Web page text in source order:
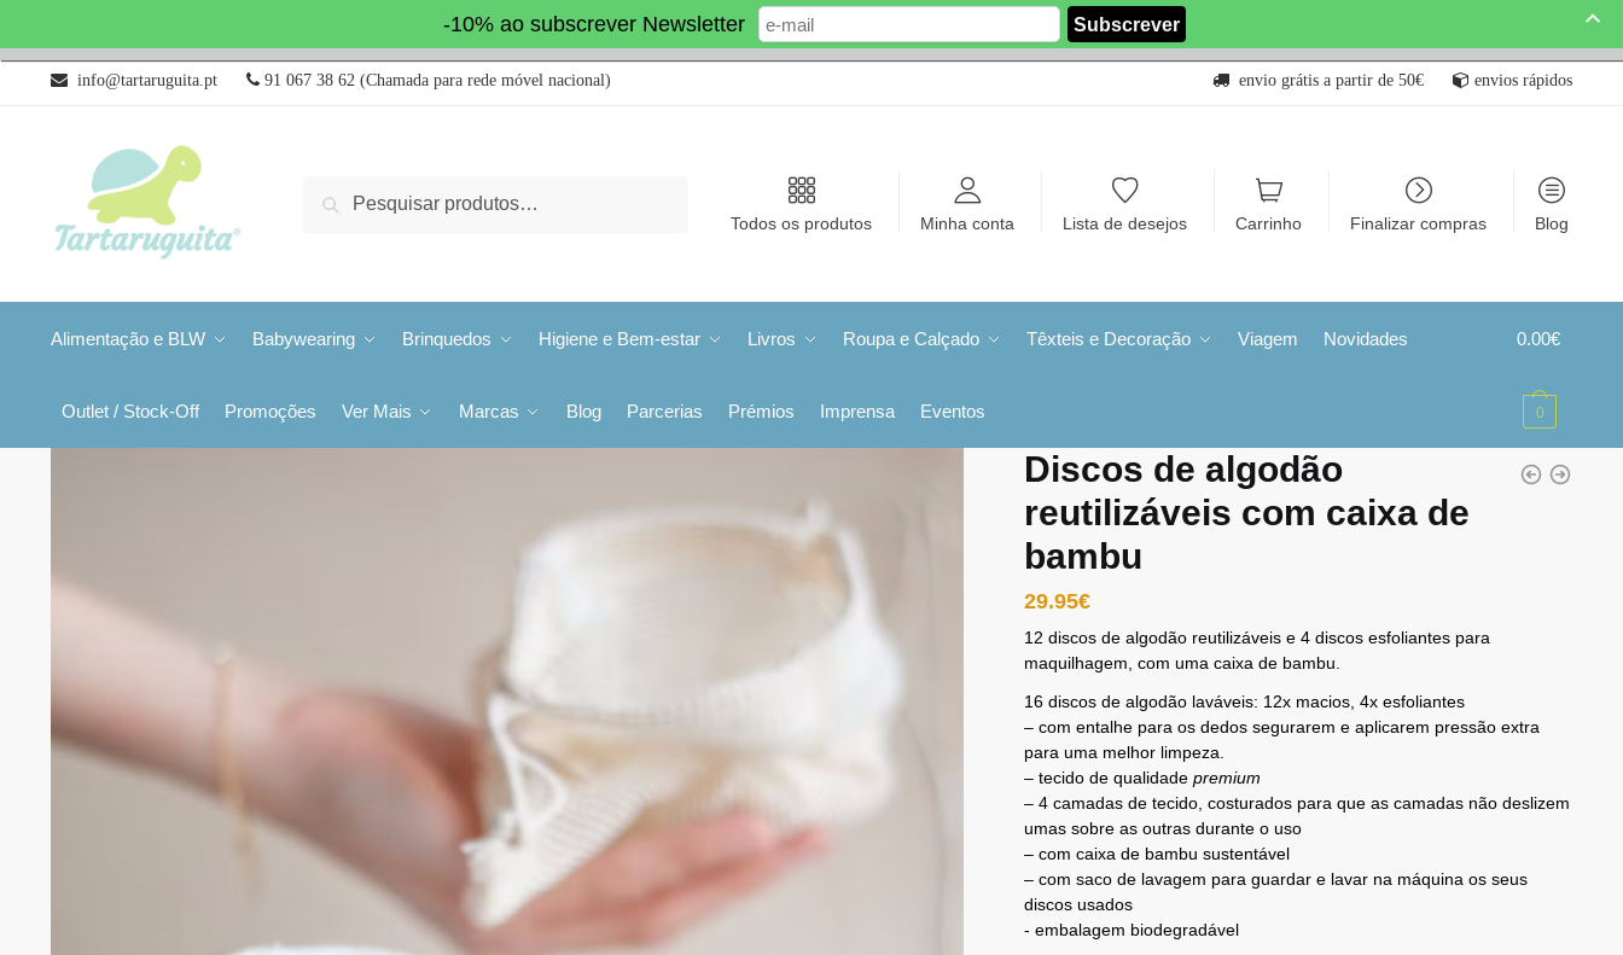
-10% ao subscrever Newsletter
info@tartaruguita.pt 91 067 38 62 (Chamada para rede móvel nacional) envio grátis a partir de 50€ envios rápidos
Pesquisa
Todos os produtos Minha conta Lista de desejos Carrinho Finalizar compras Blog
Alimentação e BLW Babywearing Brinquedos Higiene e Bem-estar Livros Roupa e Calçado Têxteis e Decoração Viagem Novidades
Outlet / Stock-Off Promoções Ver Mais Marcas Blog Parcerias Prémios Imprensa Eventos
0.00€
0
Discos de algodão
reutilizáveis com caixa de
bambu
29.95€
12 discos de algodão reutilizáveis ​​e 4 discos esfoliantes para
maquilhagem, com uma caixa de bambu.
16 discos de algodão laváveis: 12x macios, 4x esfoliantes
– com entalhe para os dedos segurarem e aplicarem pressão extra
para uma melhor limpeza.
– tecido de qualidadepremium
– 4 camadas de tecido, costurados para que as camadas não deslizem
umas sobre as outras durante o uso
– com caixa de bambu sustentável
– com saco de lavagem para guardar e lavar na máquina os seus
discos usados
​​- embalagem biodegradável